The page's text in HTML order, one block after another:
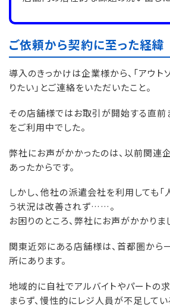
ご依頼から契約に至った経緯
導入のきっかけは企業様から、「アウト
りたい」とご連絡をいただいたこと。
その店舗様ではお取引が開始する直前
をご利用中でした。
弊社にお声がかかったのは、以前関連
あったからです。
しかし、他社の派遣会社を利用しても「
う状況は改善されず……。
お困りのところ、弊社にお声がかかりま
関東近郊にある店舗様は、首都圏から
所にあります。
地域的に自社でアルバイトやパートの
まらず、慢性的にレジ人員が不足してい